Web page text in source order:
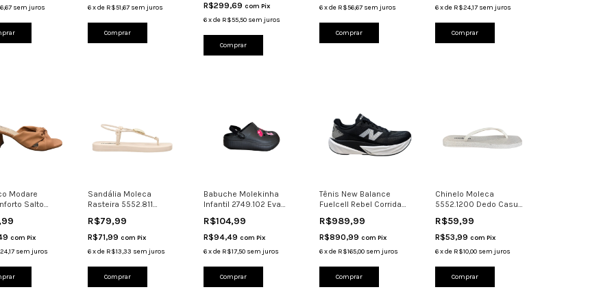
sem juros
6xde R$51,67 sem juros
Comprar
R$299,69 com Pix
6xde R$55,50 sem juros
Comprar
6xde R$56,67 sem juros
Comprar
6xde R$24,17 sem juros
Comprar
Modare
Salto
com Pix
sem juros
Sandália Moleca
Rasteira 5552.811
R$79,99
R$71,99 com Pix
6xde R$13,33 sem juros
Comprar
Babuche Molekinha
Infantil 2749.102 Eva
R$104,99
R$94,49 com Pix
6xde R$17,50 sem juros
Comprar
Tênis New Balance
Fuelcell Rebel Corrida
R$989,99
R$890,99 com Pix
6xde R$165,00 sem juros
Comprar
Chinelo Moleca
5552.1200 Dedo Casual
R$59,99
R$53,99 com Pix
6xde R$10,00 sem juros
Comprar